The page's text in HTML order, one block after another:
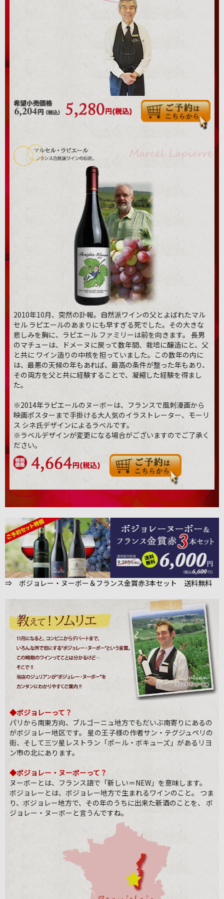
2010年10月、突然の訃報。自然派ワインの父とよばれたマル
セル ラピエールのあまりにも早すぎる死でした。その大きな
悲しみを胸に、ラピエール ファミリーは前を向きます。 長男
のマチューは、ドメーヌに戻って数年間、栽培に醸造にと、父
と共に ワイン造りの中核を担っていました。この数年の内に
は、最悪の天候の年もあれば、最高の条件が整った年もあり、
その両方を父と共に経験することで、凝縮した経験を得まし
た。
※2014年ラピエールのヌーボーは、フランスで風刺漫画から
映画ポスターまで手掛ける大人気のイラストレーター、モーリ
ス シネ氏デザインによるラベルです。
※ラベルデザインが変更になる場合がございますのでご了承く
ださい。
⇒ ボジョレー・ヌーボー＆フランス金賞赤3本セット 送料無料
◆ボジョレーって？
パリから南東方向、ブルゴーニュ地方でもだいぶ南寄りにあるの
がボジョレー地区です。 星の王子様の作者サン・テグジュペリの
街、そして三ツ星レストラン「ポール・ボキューズ」があるリヨ
ン市の北にあります。
◆ボジョレー・ヌーボーって？
ヌーボーとは、フランス語で「新しい＝NEW」を意味します。
ボジョレーとは、ボジョレー地方で生まれるワインのこと。 つま
り、ボジョレー地方で、その年のうちに出来た新酒のことを、 ボ
ジョレー・ヌーボーと言うんですね。